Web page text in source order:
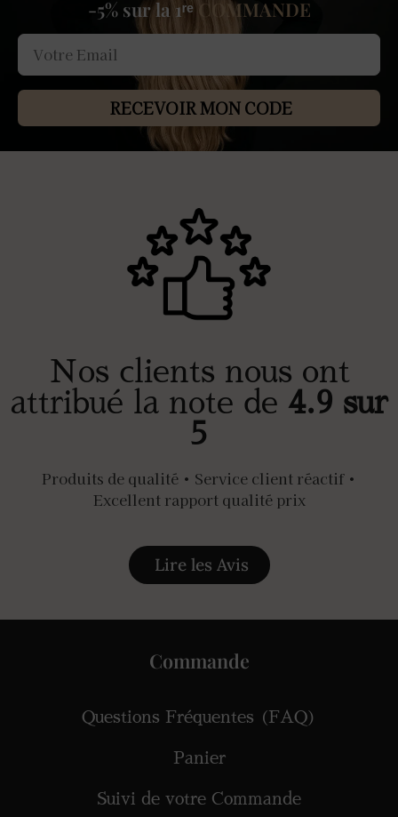
-5% sur la 1ʳᵉ COMMANDE
RECEVOIR MON CODE
Nos clients nous ont
attribué la note de 4.9 sur
5
Produits de qualité • Service client réactif •
Excellent rapport qualité prix
Lire les Avis
Commande
Questions Fréquentes (FAQ)
Panier
Suivi de votre Commande